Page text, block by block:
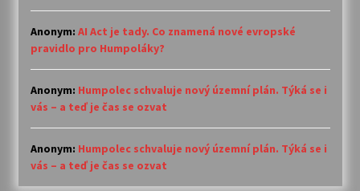
Anonym: AI Act je tady. Co znamená nové evropské
pravidlo pro Humpoláky?
Anonym: Humpolec schvaluje nový územní plán. Týká se i
vás – a teď je čas se ozvat
Anonym: Humpolec schvaluje nový územní plán. Týká se i
vás – a teď je čas se ozvat